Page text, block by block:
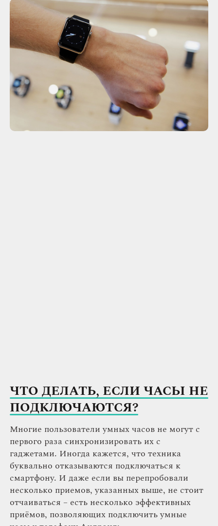
ЧТО ДЕЛАТЬ, ЕСЛИ ЧАСЫ НЕ
ПОДКЛЮЧАЮТСЯ?
Многие пользователи умных часов не могут с
первого раза синхронизировать их с
гаджетами. Иногда кажется, что техника
буквально отказываются подключаться к
смартфону. И даже если вы перепробовали
несколько приемов, указанных выше, не стоит
отчаиваться – есть несколько эффективных
приёмов, позволяющих подключить умные